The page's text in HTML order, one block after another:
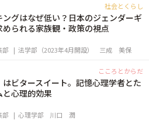
社会とくらし
ングはなぜ低い？日本のジェンダーギ
められる家族観・政策の視点
部
法学部（2023年4月開設） 三成 美保
こころとからだ
はビタースイート。記憶心理学者とた
と心理的効果
部
心理学部 川口 潤